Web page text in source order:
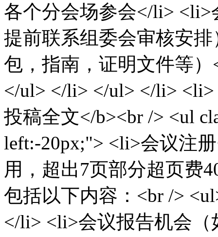
各个分会场参会</li>
提前联系组委会审核安
包，指南，证明文件等
</ul> </li> </ul> </li>
投稿全文</b><br /> <ul
left:-20px;"> <li>会议注
用，超出7页部分超页费
包括以下内容：<br />
</li> <li>会议报告机会